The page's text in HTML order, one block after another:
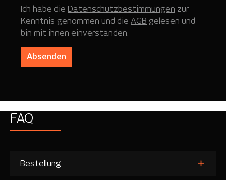
Ich habe die Datenschutzbestimmungen zur
Kenntnis genommen und die AGB gelesen und
bin mit ihnen einverstanden.
Absenden
FAQ
Bestellung